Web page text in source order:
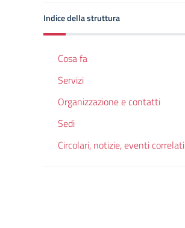
Indice della struttura
Cosa fa
Servizi
Organizzazione e contatti
Sedi
Circolari, notizie, eventi correlati